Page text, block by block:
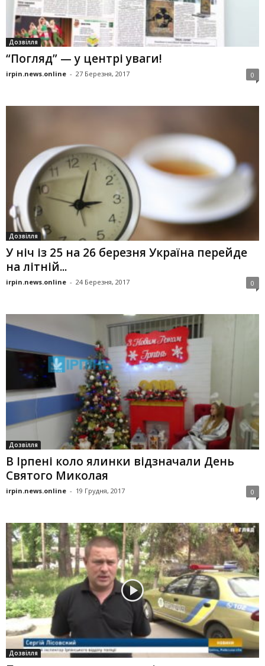
Дозвілля
“Погляд” — у центрі уваги!
irpin.news.online - 27 Березня, 2017 0
Дозвілля
У ніч із 25 на 26 березня Україна перейде
на літній...
irpin.news.online - 24 Березня, 2017 0
Дозвілля
В Ірпені коло ялинки відзначали День
Святого Миколая
irpin.news.online - 19 Грудня, 2017 0
Дозвілля